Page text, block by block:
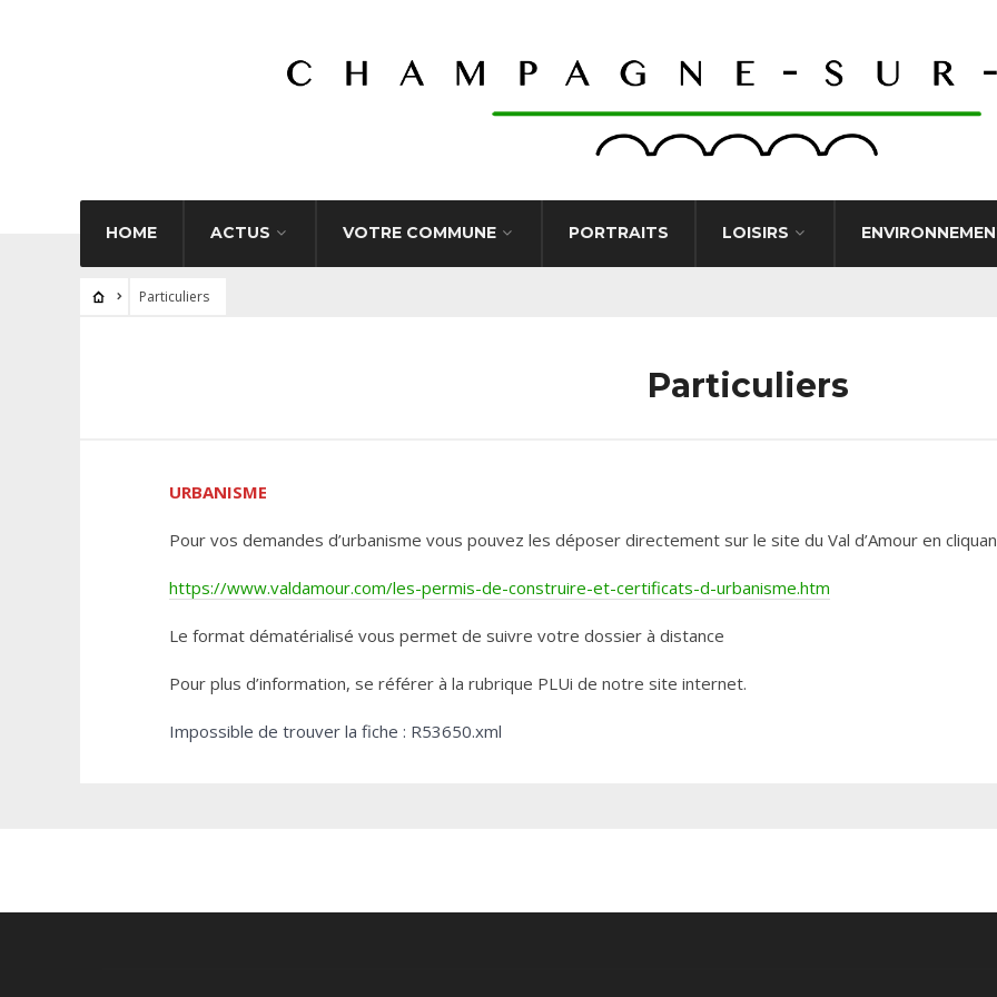
HOME ACTUS VOTRE COMMUNE PORTRAITS LOISIRS
Particuliers
Particuliers
URBANISME
Pour vos demandes d’urbanisme vous pouvez les déposer directement sur le site du Val d’Amour en
https://www.valdamour.com/les-permis-de-construire-et-certificats-d-urbanisme.htm
Le format dématérialisé vous permet de suivre votre dossier à distance
Pour plus d’information, se référer à la rubrique PLUi de notre site internet.
Impossible de trouver la fiche : R53650.xml